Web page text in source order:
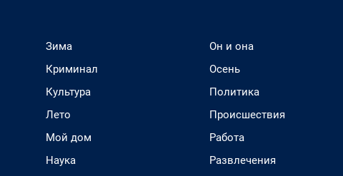
Зима
Криминал
Культура
Лето
Мой дом
Наука
Он и она
Осень
Политика
Происшествия
Работа
Развлечения